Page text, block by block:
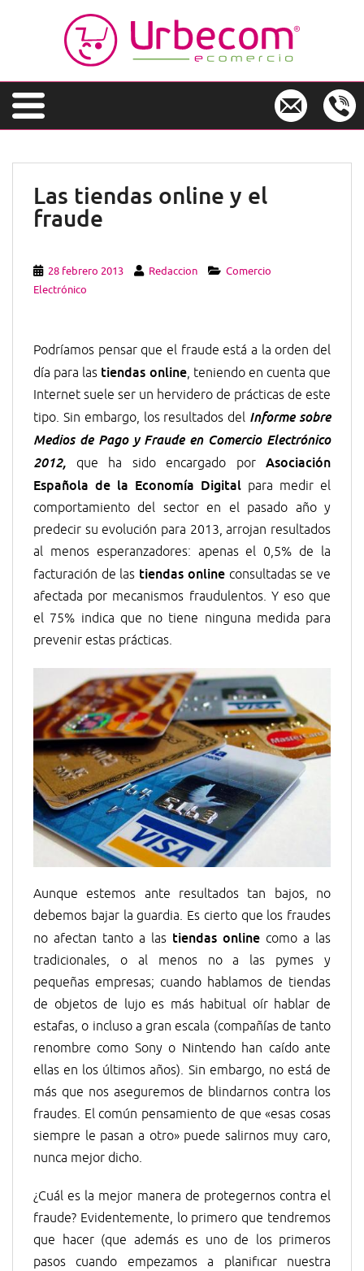
t
Las tiendas online y el
fraude
28 febrero 2013 Redaccion
Comercio
Electrónico
Podríamos pensar que el fraude está a la orden del
día para las tiendas online, teniendo en cuenta que
Internet suele ser un hervidero de prácticas de este
tipo. Sin embargo, los resultados del Informe sobre
Medios de Pago y Fraude en Comercio Electrónico
2012, que ha sido encargado por Asociación
Española de la Economía Digital para medir el
comportamiento del sector en el pasado año y
predecir su evolución para 2013, arrojan resultados
al menos esperanzadores: apenas el 0,5% de la
facturación de las tiendas onlineconsultadas se ve
afectada por mecanismos fraudulentos. Y eso que
el 75% indica que no tiene ninguna medida para
prevenir estas prácticas.
Aunque estemos ante resultados tan bajos, no
debemos bajar la guardia. Es cierto que los fraudes
no afectan tanto a las tiendas online como a las
tradicionales, o al menos no a las pymes y
pequeñas empresas; cuando hablamos de tiendas
de objetos de lujo es más habitual oír hablar de
estafas, o incluso a gran escala (compañías de tanto
renombre como Sony o Nintendo han caído ante
ellas en los últimos años). Sin embargo, no está de
más que nos aseguremos de blindarnos contra los
fraudes. El común pensamiento de que «esas cosas
siempre le pasan a otro» puede salirnos muy caro,
nunca mejor dicho.
¿Cuál es la mejor manera de protegernos contra el
fraude? Evidentemente, lo primero que tendremos
que hacer (que además es uno de los primeros
pasos cuando empezamos a planificar nuestra